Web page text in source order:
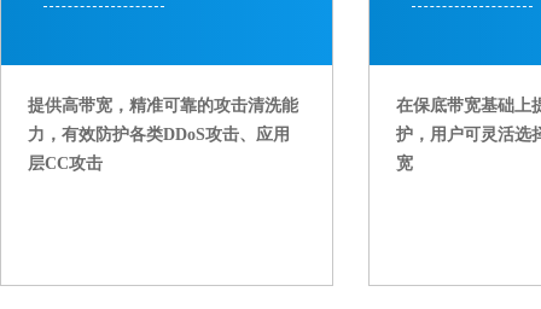
提供高带宽，精准可靠的攻击清洗能
力，有效防护各类DDoS攻击、应用
层CC攻击
在保底带宽基础上
护，用户可灵活选
宽